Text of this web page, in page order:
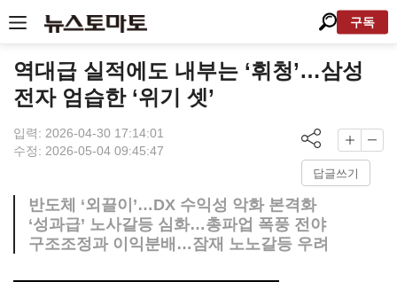
구독
역대급 실적에도 내부는 ‘휘청’…삼성
전자 엄습한 ‘위기 셋’
입력: 2026-04-30 17:14:01
수정: 2026-05-04 09:45:47
답글쓰기
반도체 ‘외끌이’…DX 수익성 악화 본격화
‘성과급’ 노사갈등 심화…총파업 폭풍 전야
구조조정과 이익분배…잠재 노노갈등 우려